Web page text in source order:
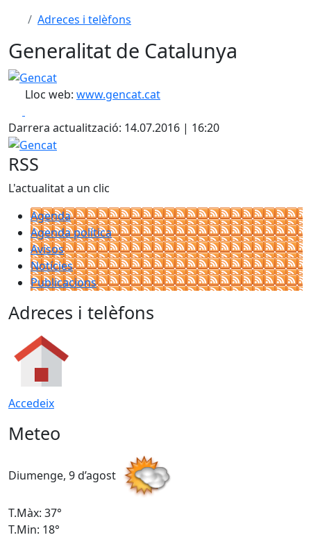
Adreces i telèfons
Generalitat de Catalunya
Gencat
Lloc web: www.gencat.cat
Darrera actualització: 14.07.2016 | 16:20
Gencat
RSS
L'actualitat a un clic
Agenda
Agenda política
Avisos
Notícies
Publicacions
Adreces i telèfons
Accedeix
Meteo
Diumenge, 9 d’agost
T.Màx: 37°
T.Min: 18°